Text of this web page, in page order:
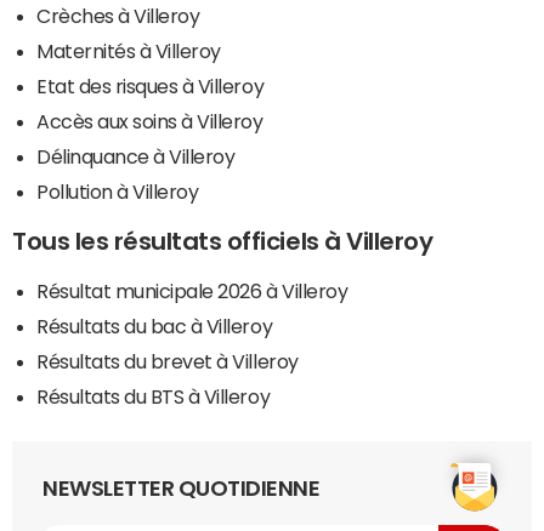
Crèches à Villeroy
Maternités à Villeroy
Etat des risques à Villeroy
Accès aux soins à Villeroy
Délinquance à Villeroy
Pollution à Villeroy
Tous les résultats officiels à Villeroy
Résultat municipale 2026 à Villeroy
Résultats du bac à Villeroy
Résultats du brevet à Villeroy
Résultats du BTS à Villeroy
NEWSLETTER QUOTIDIENNE